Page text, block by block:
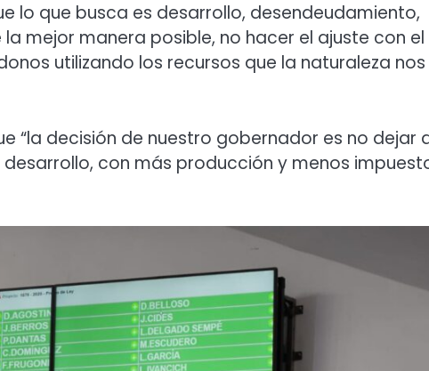
lo que busca es desarrollo, desendeudamiento,
mejor manera posible, no hacer el ajuste con el
utilizando los recursos que la naturaleza
“la decisión de nuestro gobernador es no dejar
con más producción y menos